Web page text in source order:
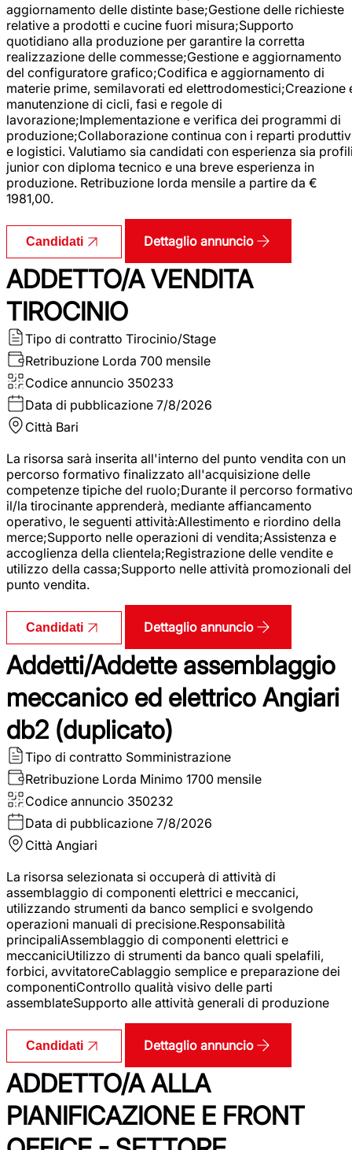
aggiornamento delle distinte base;Gestione delle richieste
relative a prodotti e cucine fuori misura;Supporto
quotidiano alla produzione per garantire la corretta
realizzazione delle commesse;Gestione e aggiornamento
del configuratore grafico;Codifica e aggiornamento di
materie prime, semilavorati ed elettrodomestici;Creazione
manutenzione di cicli, fasi e regole di
lavorazione;Implementazione e verifica dei programmi di
produzione;Collaborazione continua con i reparti
e logistici. Valutiamo sia candidati con esperienza sia
junior con diploma tecnico e una breve esperienza in
produzione. Retribuzione lorda mensile a partire da €
1981,00.
Candidati Dettaglio annuncio
ADDETTO/A VENDITA
TIROCINIO
Tipo di contratto Tirocinio/Stage
Retribuzione Lorda 700 mensile
Codice annuncio 350233
Data di pubblicazione 7/8/2026
Città Bari
La risorsa sarà inserita all'interno del punto vendita con un
percorso formativo finalizzato all'acquisizione delle
competenze tipiche del ruolo;Durante il percorso
il/la tirocinante apprenderà, mediante affiancamento
operativo, le seguenti attività:Allestimento e riordino della
merce;Supporto nelle operazioni di vendita;Assistenza e
accoglienza della clientela;Registrazione delle vendite e
utilizzo della cassa;Supporto nelle attività promozionali del
punto vendita.
Candidati Dettaglio annuncio
Addetti/Addette assemblaggio
meccanico ed elettrico Angiari
db2 (duplicato)
Tipo di contratto Somministrazione
Retribuzione Lorda Minimo 1700 mensile
Codice annuncio 350232
Data di pubblicazione 7/8/2026
Città Angiari
La risorsa selezionata si occuperà di attività di
assemblaggio di componenti elettrici e meccanici,
utilizzando strumenti da banco semplici e svolgendo
operazioni manuali di precisione.Responsabilità
principaliAssemblaggio di componenti elettrici e
meccaniciUtilizzo di strumenti da banco quali spelafili,
forbici, avvitatoreCablaggio semplice e preparazione dei
componentiControllo qualità visivo delle parti
assemblateSupporto alle attività generali di produzione
Candidati Dettaglio annuncio
ADDETTO/A ALLA
PIANIFICAZIONE E FRONT